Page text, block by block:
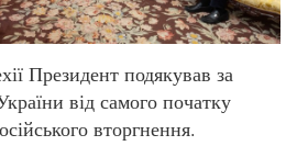
Президент подякував за
від самого початку
вторгнення.